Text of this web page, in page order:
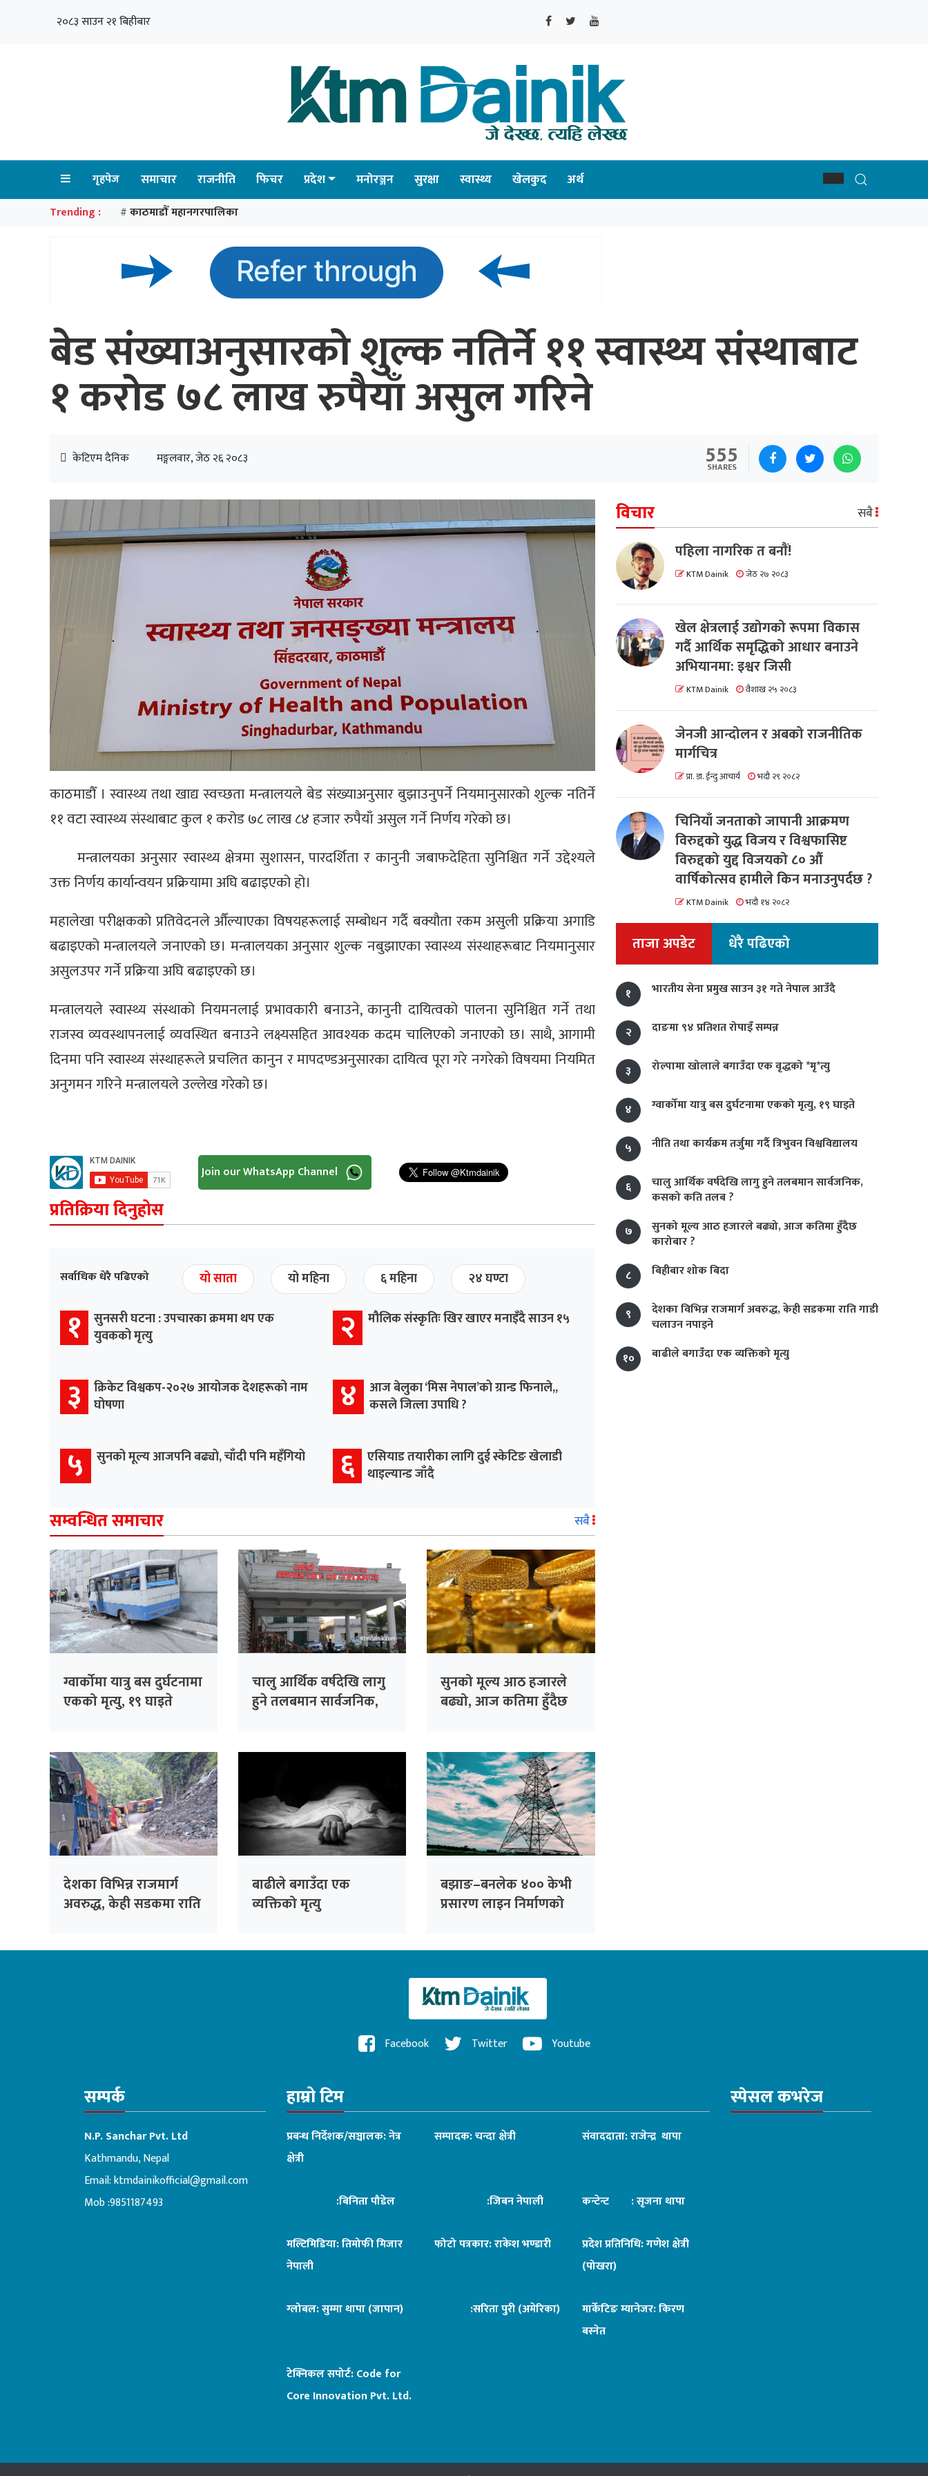
२०८३ साउन २१ बिहीबार
गृहपेज समाचार राजनीति फिचर प्रदेश मनोरञ्जन सुरक्षा स्वास्थ्य खेलकुद अर्थ
Trending : # काठमाडौँ महानगरपालिका
बेड संख्याअनुसारको शुल्क नतिर्ने ११ स्वास्थ्य संस्थाबाट
१ करोड ७८ लाख रुपैयाँ असुल गरिने
केटिएम दैनिक मङ्गलवार, जेठ २६ २०८३ 555
SHARES
काठमाडौँ । स्वास्थ्य तथा खाद्य स्वच्छता मन्त्रालयले बेड संख्याअनुसार बुझाउनुपर्ने नियमानुसारको शुल्क नतिर्ने
११ वटा स्वास्थ्य संस्थाबाट कुल १ करोड ७८ लाख ८४ हजार रुपैयाँ असुल गर्ने निर्णय गरेको छ।
मन्त्रालयका अनुसार स्वास्थ्य क्षेत्रमा सुशासन, पारदर्शिता र कानुनी जबाफदेहिता सुनिश्चित गर्ने उद्देश्यले
उक्त निर्णय कार्यान्वयन प्रक्रियामा अघि बढाइएको हो।
महालेखा परीक्षकको प्रतिवेदनले औँल्याएका विषयहरूलाई सम्बोधन गर्दै बक्यौता रकम असुली प्रक्रिया अगाडि
बढाइएको मन्त्रालयले जनाएको छ। मन्त्रालयका अनुसार शुल्क नबुझाएका स्वास्थ्य संस्थाहरूबाट नियमानुसार
असुलउपर गर्ने प्रक्रिया अघि बढाइएको छ।
मन्त्रालयले स्वास्थ्य संस्थाको नियमनलाई प्रभावकारी बनाउने, कानुनी दायित्वको पालना सुनिश्चित गर्ने तथा
राजस्व व्यवस्थापनलाई व्यवस्थित बनाउने लक्ष्यसहित आवश्यक कदम चालिएको जनाएको छ। साथै, आगामी
दिनमा पनि स्वास्थ्य संस्थाहरूले प्रचलित कानुन र मापदण्डअनुसारका दायित्व पूरा गरे नगरेको विषयमा नियमित
अनुगमन गरिने मन्त्रालयले उल्लेख गरेको छ।
Join our WhatsApp Channel
प्रतिक्रिया दिनुहोस
सर्वाधिक धेरै पढिएको यो साता यो महिना ६ महिना २४ घण्टा
१
सुनसरी घटना : उपचारका क्रममा थप एक
युवकको मृत्यु
२ मौलिक संस्कृतिः खिर खाएर मनाइँदै साउन १५
३
क्रिकेट विश्वकप-२०२७ आयोजक देशहरूको नाम
घोषणा
४
आज बेलुका ‘मिस नेपाल’को ग्रान्ड फिनाले,,
कसले जित्ला उपाधि ?
५ सुनको मूल्य आजपनि बढ्यो, चाँदी पनि महँगियो ६ एसियाड तयारीका लागि दुई स्केटिङ खेलाडी
थाइल्यान्ड जाँदै
सम्वन्धित समाचार सबै
ग्वार्कोमा यात्रु बस दुर्घटनामा
एकको मृत्यु, १९ घाइते
चालु आर्थिक वर्षदेखि लागु
हुने तलबमान सार्वजनिक,
सुनको मूल्य आठ हजारले
बढ्यो, आज कतिमा हुँदैछ
देशका विभिन्न राजमार्ग
अवरुद्ध, केही सडकमा राति
बाढीले बगाउँदा एक
व्यक्तिको मृत्यु
बझाङ–बनलेक ४०० केभी
प्रसारण लाइन निर्माणको
विचार सबै
पहिला नागरिक त बनाैं!
KTM Dainik जेठ २७ २०८३
खेल क्षेत्रलाई उद्योगको रूपमा विकास
गर्दै आर्थिक समृद्धिको आधार बनाउने
अभियानमा: इश्वर जिसी
KTM Dainik वैशाख २५ २०८३
जेनजी आन्दोलन र अबको राजनीतिक
मार्गचित्र
प्रा. डा. ईन्दु आचार्य भदौ २९ २०८२
चिनियाँ जनताको जापानी आक्रमण
विरुद्दको युद्ध विजय र विश्वफासिष्ट
विरुद्दको युद्द विजयको ८० औं
वार्षिकोत्सव हामीले किन मनाउनुपर्दछ ?
KTM Dainik भदौ १४ २०८२
ताजा अपडेट धेरै पढिएको
१ भारतीय सेना प्रमुख साउन ३१ गते नेपाल आउँदै
२ दाङमा ९४ प्रतिशत रोपाइँ सम्पन्न
३ रोल्पामा खोलाले बगाउँदा एक वृद्धको *मृ*त्यु
४ ग्वार्कोमा यात्रु बस दुर्घटनामा एकको मृत्यु, १९ घाइते
५ नीति तथा कार्यक्रम तर्जुमा गर्दै त्रिभुवन विश्वविद्यालय
६
चालु आर्थिक वर्षदेखि लागु हुने तलबमान सार्वजनिक,
कसको कति तलब ?
७
सुनको मूल्य आठ हजारले बढ्यो, आज कतिमा हुँदैछ
कारोबार ?
८
बिहीबार शोक बिदा
९
देशका विभिन्न राजमार्ग अवरुद्ध, केही सडकमा राति गाडी
चलाउन नपाइने
१०
बाढीले बगाउँदा एक व्यक्तिको मृत्यु
Facebook Twitter Youtube
सम्पर्क
N.P. Sanchar Pvt. Ltd
Kathmandu, Nepal
Email:ktmdainikofficial@gmail.com
Mob :9851187493
हाम्रो टिम
प्रबन्ध निर्देशक/सञ्चालक: नेत्र
क्षेत्री
सम्पादक: चन्दा क्षेत्री संवाददाता: राजेन्द्र थापा
:बिनिता पौडेल :जिबन नेपाली कन्टेन्ट : सृजना थापा
मल्टिमिडिया: तिमोफी मिजार
नेपाली
फोटो पत्रकार: राकेश भण्डारी
प्रदेश प्रतिनिधि: गणेश क्षेत्री
(पोखरा)
ग्लोबल: सुम्मा थापा (जापान) :सरिता पुरी (अमेरिका)
मार्केटिङ म्यानेजर: किरण
बस्नेत
टेक्निकल सपोर्ट:Code for
Core Innovation Pvt. Ltd.
स्पेसल कभरेज